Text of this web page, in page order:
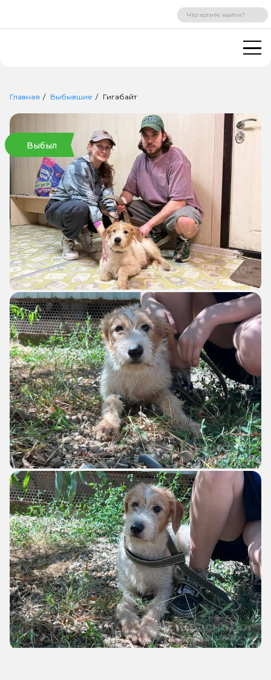
ВХОД РЕГИСТРАЦИЯ
Главная Выбывшие Гигабайт
Выбыл